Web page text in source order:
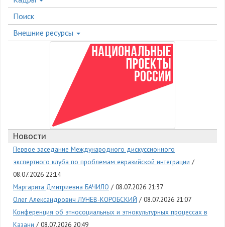
Поиск
Внешние ресурсы
Новости
Первое заседание Международного дискуссионного
экспертного клуба по проблемам евразийской интеграции
08.07.2026 22:14
Маргарита Дмитриевна БАЧИЛО
08.07.2026 21:37
Олег Александрович ЛУНЕВ-КОРОБСКИЙ
08.07.2026 21:07
Конференция об этносоциальных и этнокультурных процессах в
Казани
08.07.2026 20:49